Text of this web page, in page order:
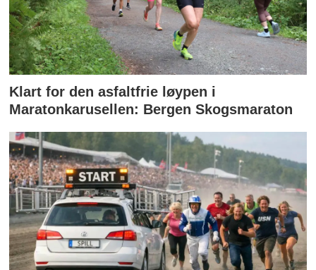
Klart for den asfaltfrie løypen i
Maratonkarusellen: Bergen Skogsmaraton